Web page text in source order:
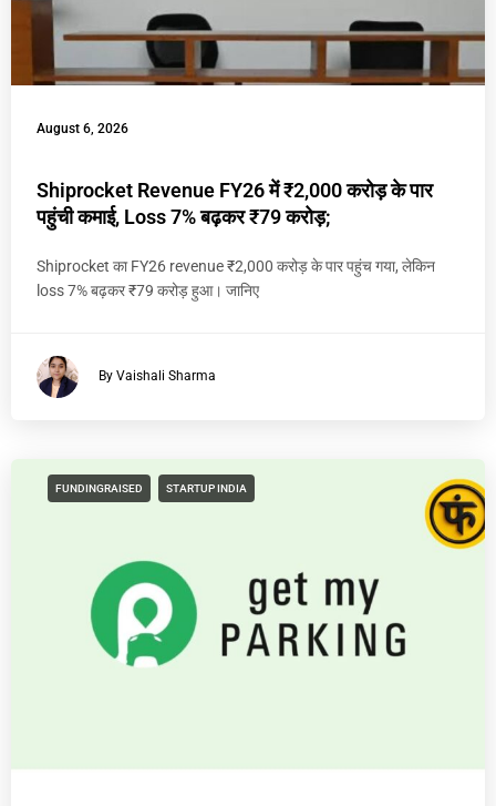
August 6, 2026
Shiprocket Revenue FY26 में ₹2,000 करोड़ के पार
पहुंची कमाई, Loss 7% बढ़कर ₹79 करोड़;
Shiprocket का FY26 revenue ₹2,000 करोड़ के पार पहुंच गया, लेकिन
loss 7% बढ़कर ₹79 करोड़ हुआ। जानिए
By Vaishali Sharma
FUNDINGRAISED STARTUP INDIA